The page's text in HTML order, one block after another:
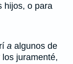
hijos, o para
a algunos de
juramenté,